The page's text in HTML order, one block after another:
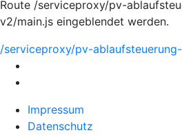
Route /serviceproxy/pv-
v2/main.js eingeblendet werden.
/serviceproxy/pv-
Impressum
Datenschutz